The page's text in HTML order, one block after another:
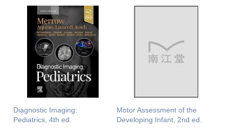
Diagnostic Imaging:
Pediatrics, 4th ed.
Motor Assessment of the
Developing Infant, 2nd ed.